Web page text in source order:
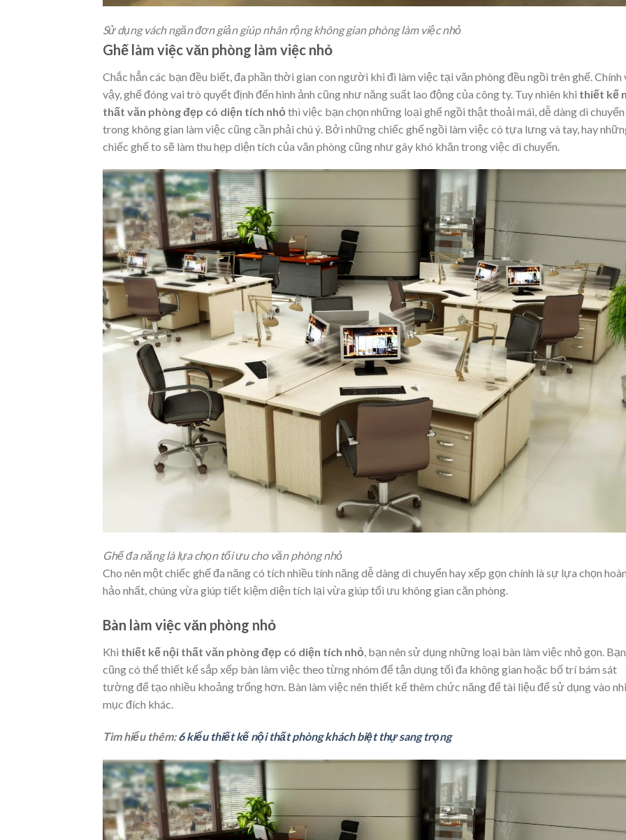
Sử dụng vách ngăn đơn giản giúp nhân rộng không gian phòng làm việc nhỏ
Ghế làm việc văn phòng làm việc nhỏ
Chắc hẳn các bạn đều biết, đa phần thời gian con người khi đi làm việc tại văn phòng đều ngồi trên ghế. Chính
vậy, ghế đóng vai trò quyết định đến hình ảnh cũng như năng suất lao động của công ty. Tuy nhiên khi thiết kế
thất văn phòng đẹp có diện tích nhỏ thì việc bạn chọn những loại ghế ngồi thật thoải mái, dễ dàng di chuyển
trong không gian làm việc cũng cần phải chú ý. Bởi những chiếc ghế ngồi làm việc có tựa lưng và tay, hay
chiếc ghế to sẽ làm thu hẹp diện tích của văn phòng cũng như gây khó khăn trong việc di chuyển.
Ghế đa năng là lựa chọn tối ưu cho văn phòng nhỏ
Cho nên một chiếc ghế đa năng có tích nhiều tính năng dễ dàng di chuyển hay xếp gọn chính là sự lựa chọn
hảo nhất, chúng vừa giúp tiết kiệm diện tích lại vừa giúp tối ưu không gian căn phòng.
Bàn làm việc văn phòng nhỏ
Khi thiết kế nội thất văn phòng đẹp có diện tích nhỏ, bạn nên sử dụng những loại bàn làm việc nhỏ gọn. Bạn
cũng có thể thiết kế sắp xếp bàn làm việc theo từng nhóm để tận dụng tối đa không gian hoặc bố trí bám sát
tường để tạo nhiều khoảng trống hơn. Bàn làm việc nên thiết kế thêm chức năng để tài liệu để sử dụng vào
mục đích khác.
Tìm hiểu thêm:6 kiểu thiết kế nội thất phòng khách biệt thự sang trọng